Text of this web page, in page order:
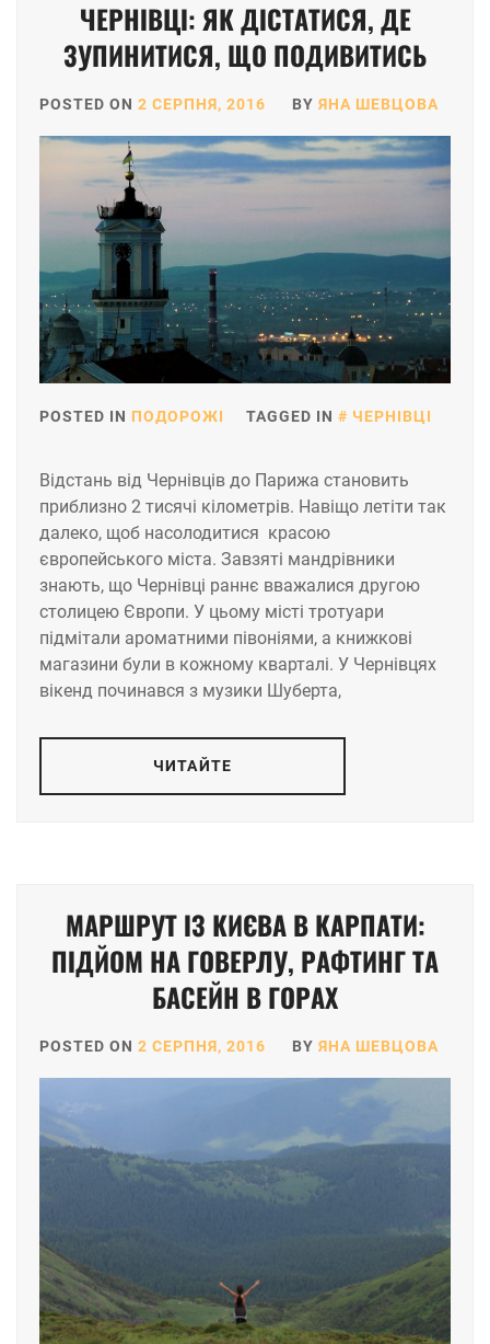
ЧЕРНІВЦІ: ЯК ДІСТАТИСЯ, ДЕ
ЗУПИНИТИСЯ, ЩО ПОДИВИТИСЬ
POSTED ON 2 СЕРПНЯ, 2016 BY ЯНА ШЕВЦОВА
POSTED IN ПОДОРОЖІ TAGGED IN ЧЕРНІВЦІ
Відстань від Чернівців до Парижа становить
приблизно 2 тисячі кілометрів. Навіщо летіти так
далеко, щоб насолодитися красою
європейського міста. Завзяті мандрівники
знають, що Чернівці раннє вважалися другою
столицею Європи. У цьому місті тротуари
підмітали ароматними півоніями, а книжкові
магазини були в кожному кварталі. У Чернівцях
вікенд починався з музики Шуберта,
ЧИТАЙТЕ
МАРШРУТ ІЗ КИЄВА В КАРПАТИ:
ПІДЙОМ НА ГОВЕРЛУ, РАФТИНГ ТА
БАСЕЙН В ГОРАХ
POSTED ON 2 СЕРПНЯ, 2016 BY ЯНА ШЕВЦОВА